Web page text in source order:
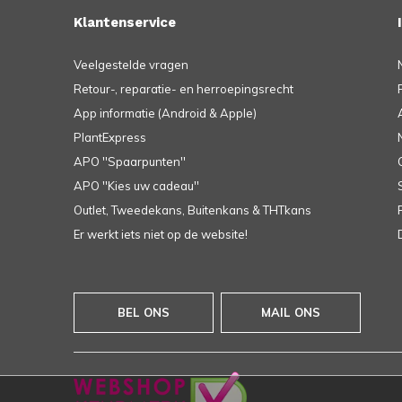
Klantenservice
Veelgestelde vragen
Retour-, reparatie- en herroepingsrecht
App informatie (Android & Apple)
PlantExpress
APO ''Spaarpunten''
APO ''Kies uw cadeau''
Outlet, Tweedekans, Buitenkans & THTkans
Er werkt iets niet op de website!
BEL ONS MAIL ONS